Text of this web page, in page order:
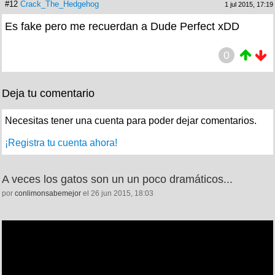
#12 Crack_The_Hedgehog 1 jul 2015, 17:19
Es fake pero me recuerdan a Dude Perfect xDD
0
Deja tu comentario
Necesitas tener una cuenta para poder dejar comentarios.
¡Registra tu cuenta ahora!
A veces los gatos son un un poco dramáticos...
por conlimonsabemejor el 26 jun 2015, 18:03